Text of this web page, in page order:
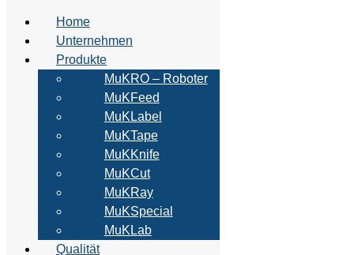
bewerben
Home
Unternehmen
Produkte
MuKRO – Roboter
MuKFeed
MuKLabel
MuKTape
MuKKnife
MuKCut
MuKRay
MuKSpecial
MuKLab
Qualität